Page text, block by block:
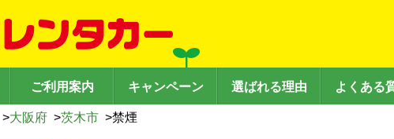
ご利用案内 キャンペーン 選ばれる理由 よくある
>大阪府 >茨木市 >禁煙